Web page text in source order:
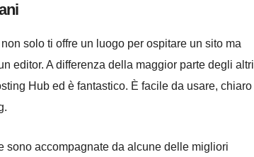
solo ti offre un luogo per ospitare un sito ma
editor. A differenza della maggior parte degli altri
Hub ed è fantastico. È facile da usare, chiaro
sono accompagnate da alcune delle migliori